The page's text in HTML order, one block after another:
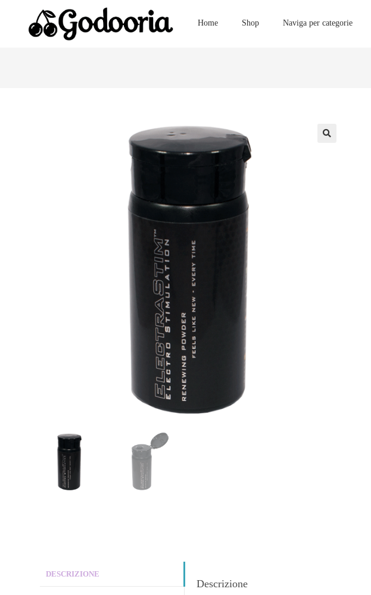
Home Shop Naviga per categorie
DESCRIZIONE
Descrizione